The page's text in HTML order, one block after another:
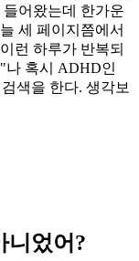
어왔는데 한가운
세 페이지쯤에서
런 하루가 반복되
나 혹시 ADHD인
색을 한다. 생각보
니었어?